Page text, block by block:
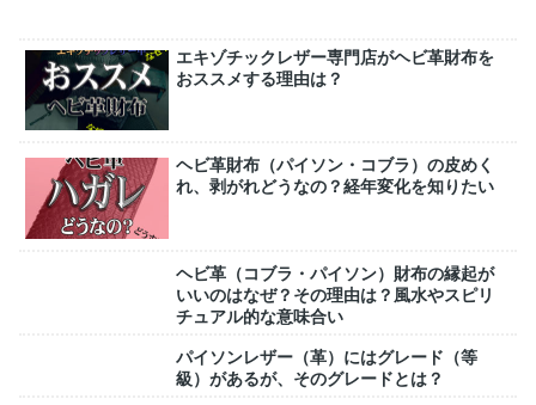
エキゾチックレザー専門店がヘビ革財布を
おススメする理由は？
ヘビ革財布（パイソン・コブラ）の皮めく
れ、剥がれどうなの？経年変化を知りたい
ヘビ革（コブラ・パイソン）財布の縁起が
いいのはなぜ？その理由は？風水やスピリ
チュアル的な意味合い
パイソンレザー（革）にはグレード（等
級）があるが、そのグレードとは？